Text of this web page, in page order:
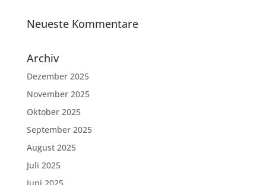
Neueste Kommentare
Archiv
Dezember 2025
November 2025
Oktober 2025
September 2025
August 2025
Juli 2025